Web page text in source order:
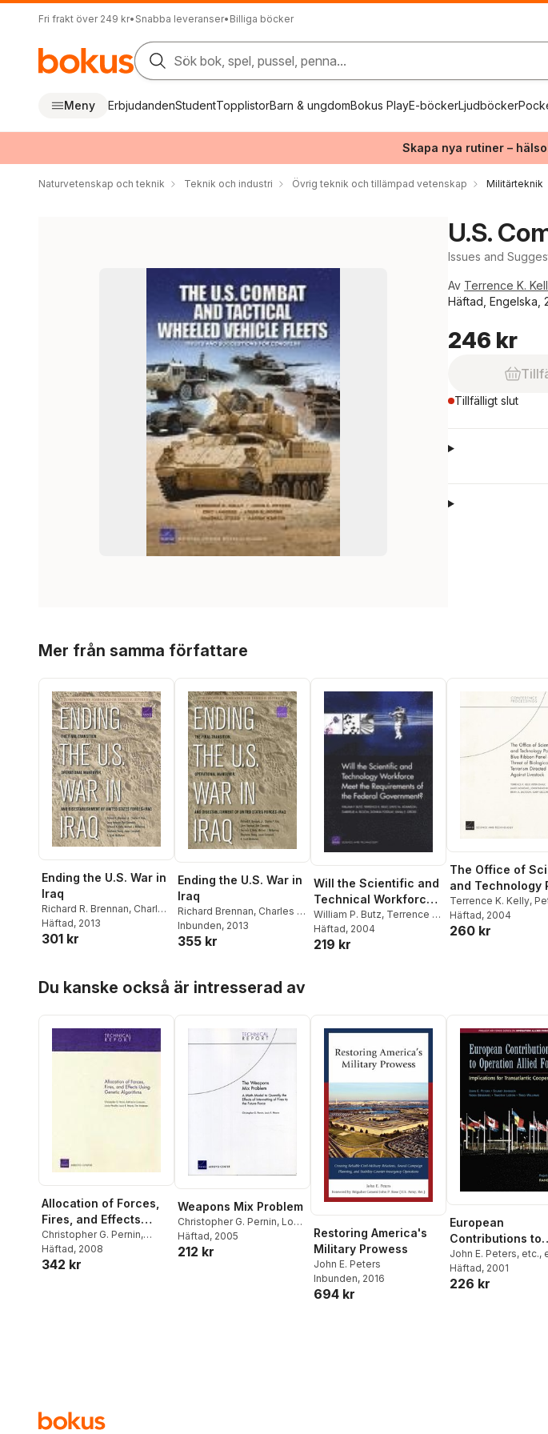
Fri frakt över 249 kr• Snabba leveranser• Billiga böcker
Sök bok, spel, pussel, penna...
Meny ErbjudandenStudentTopplistorBarn & ungdomBokus PlayE-böckerLjudböcker
Skapa nya rutiner –
Naturvetenskap och teknik Teknik och industri Övrig teknik och tillämpad vetenskap Militärteknik
U.S.
Issues and
Av Terrence K.
Häftad, Engelska,
246 kr
Tillfälligt slut
Mer från samma författare
Ending the U.S. War in
Iraq
Richard R. Brennan, Charles
P. Ries, Larry Hanauer
Connable
Campbell
K. Scott
McMahon
Häftad, 2013
301 kr
Ending the U.S. War in
Iraq
Richard Brennan, Charles P.
Ries,Larry Hanauer
Connable
Campbell,K. Scott
Inbunden, 2013
355 kr
Will the Scientific and
Technical Workforce
Meet the
Requirements of the
Federal Government?
William P. Butz, Terrence K.
Kelly,David M. Adamson
Gabrielle A. Bloom
Häftad, 2004
219 kr
The Office of
and Technology
Blue Ribbon
the Threat of
Biological
Terrence K. Kelly,
Chalk,James
John Parachini
Häftad, 2004
260 kr
Du kanske också är intresserad av
Allocation of Forces,
Fires, and Effects
Using Genetic
Algorithms
Christopher G. Pernin,
Katherine Comanor
Menthe,
Häftad, 2008
342 kr
Weapons Mix Problem
Christopher G. Pernin, Louis
R. Moore
Häftad, 2005
212 kr
Restoring America's
Military Prowess
John E. Peters
Inbunden, 2016
694 kr
European
Contributions to
Operation Allied
John E. Peters, etc.,
Häftad, 2001
226 kr